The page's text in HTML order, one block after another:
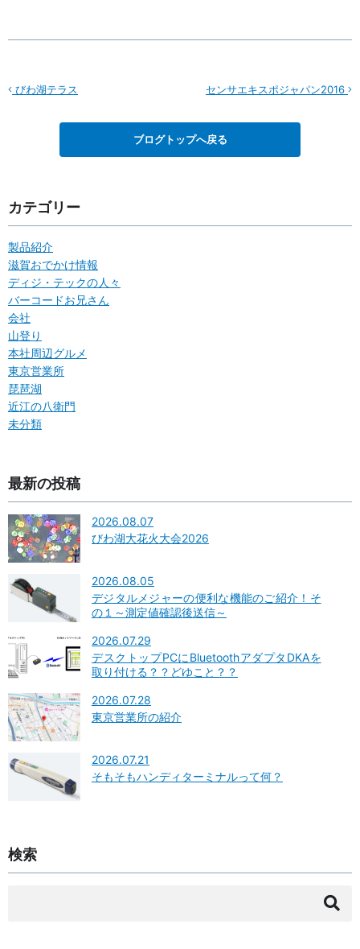
びわ湖テラス センサエキスポジャパン2016
ブログトップへ戻る
カテゴリー
製品紹介
滋賀おでかけ情報
ディジ・テックの人々
バーコードお兄さん
会社
山登り
本社周辺グルメ
東京営業所
琵琶湖
近江の八衛門
未分類
最新の投稿
2026.08.07
びわ湖大花火大会2026
2026.08.05
デジタルメジャーの便利な機能のご紹介！そ
の１～測定値確認後送信～
2026.07.29
デスクトップPCにBluetoothアダプタDKAを
取り付ける？？どゆこと？？
2026.07.28
東京営業所の紹介
2026.07.21
そもそもハンディターミナルって何？
検索